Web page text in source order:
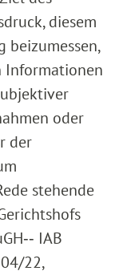
diesem
beizumessen,
oder
der
stehende
IAB
22,